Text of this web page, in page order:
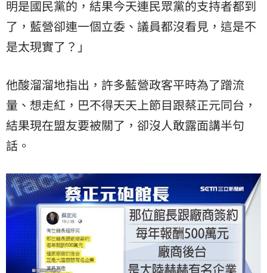
明是國民黨的，結果今天連民眾黨的支持者都到
了，藍營卻連一個立委、議員都沒看見，這是不
是太現實了？」
他酸溜溜地指出，許多藍營政客平時為了蹭流
量、想走紅，巴不得天天上節目跟蔡正元同台，
結果現在盟友要被關了，卻沒人敢露面講半句
話。